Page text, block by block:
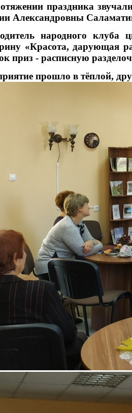
праздника
Александровны
народного клуба
«Красота, дарующая
приз - расписную
прошло в тёплой,